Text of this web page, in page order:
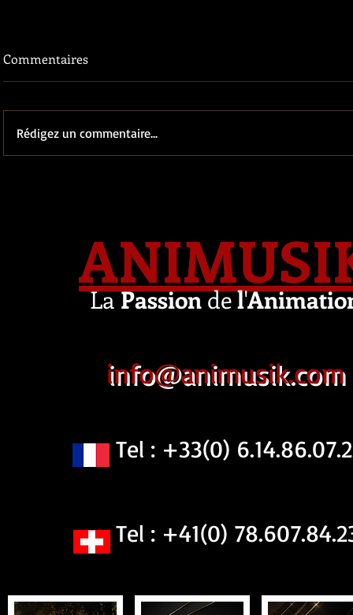
Commentaires
Rédigez un commentaire...
LaPassiondel'
info@animusik.com
Tel : +33(0)
Tel : +41(0)